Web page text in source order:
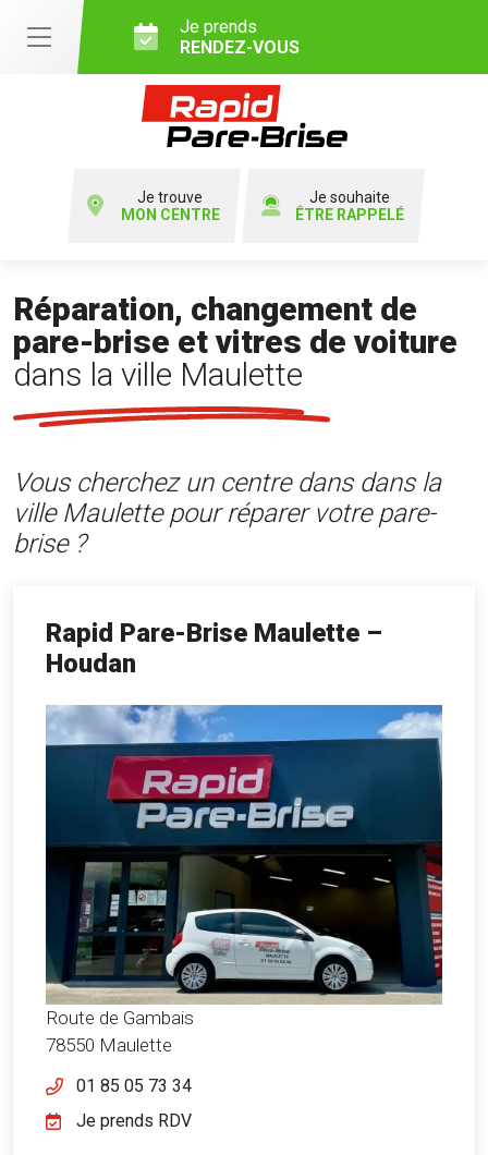
Je prends
RENDEZ-VOUS
Je trouve
MON CENTRE
Je souhaite
ÊTRE RAPPELÉ
Réparation, changement de
pare-brise et vitres de voiture
dans la ville Maulette
Vous cherchez un centre dans dans la
ville Maulette pour réparer votre pare-
brise ?
Rapid Pare-Brise Maulette –
Houdan
Route de Gambais
78550 Maulette
01 85 05 73 34
Je prends RDV